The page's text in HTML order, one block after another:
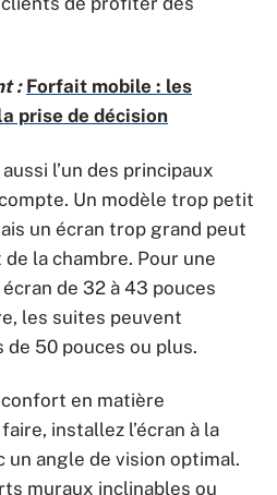
: Forfait mobile : les
prise de décision
l’un des principaux
Un modèle trop petit
un écran trop grand peut
la chambre. Pour une
de 32 à 43 pouces
les suites peuvent
50 pouces ou plus.
en matière
installez l’écran à la
un angle de vision optimal.
muraux inclinables ou